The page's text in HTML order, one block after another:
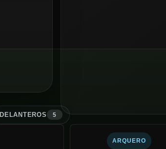
DELANTEROS 5
ARQUERO